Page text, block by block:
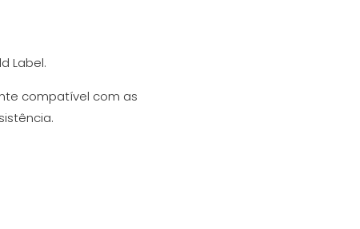
Label.
compatível com as